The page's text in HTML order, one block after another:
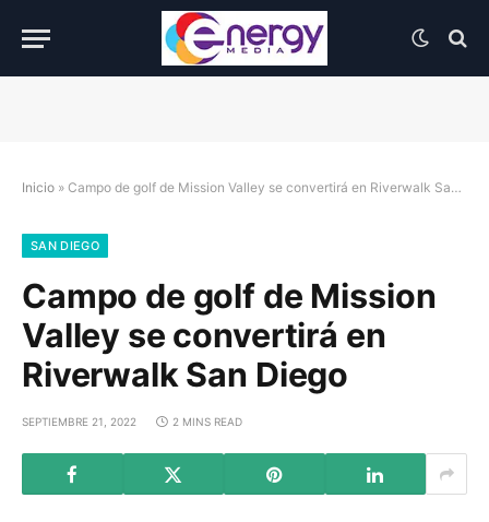
Inicio » Campo de golf de Mission Valley se convertirá en Riverwalk San Diego
SAN DIEGO
Campo de golf de Mission
Valley se convertirá en
Riverwalk San Diego
SEPTIEMBRE 21, 2022 2 MINS READ